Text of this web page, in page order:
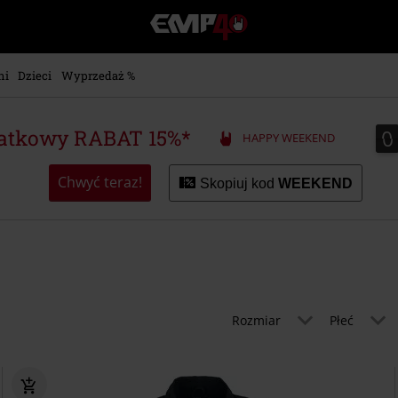
EMP
-
Merch
Seriali
Gier
Dzieci Wyprzedaż %
RABAT 15%* HAPPY WEEKEND 0
0
Chwyć teraz! Skopiuj kod WEEKEND
Rozmiar Płeć